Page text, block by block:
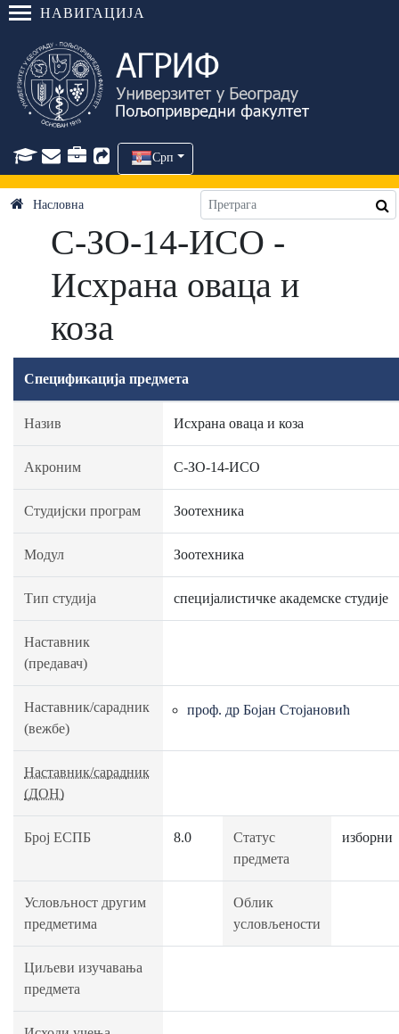
НАВИГАЦИЈА
Срп
Насловна
C-ЗО-14-ИСО -
Исхрана оваца и
коза
Спецификација предмета
Назив Исхрана оваца и коза
Акроним C-ЗО-14-ИСО
Студијски програм Зоотехника
Модул Зоотехника
Тип студија специјалистичке академске студије
Наставник
(предавач)
Наставник/сарадник
(вежбе)
проф. др Бојан Стојановић
Наставник/сарадник
(ДОН)
Број ЕСПБ 8.0
Статус
предмета
изборни
Условљност другим
предметима
Облик
условљености
Циљеви изучавања
предмета